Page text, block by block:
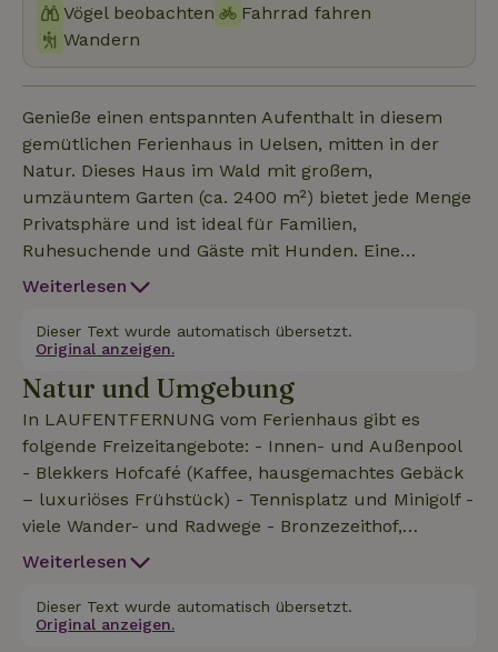
Vögel beobachten
Fahrrad fahren
Wandern
Genieße einen entspannten Aufenthalt in diesem
gemütlichen Ferienhaus in Uelsen, mitten in der
Natur. Dieses Haus im Wald mit großem,
umzäuntem Garten (ca. 2400 m²) bietet jede Menge
Privatsphäre und ist ideal für Familien,
Ruhesuchende und Gäste mit Hunden. Eine
überdachte Terrasse und mehrere Sitzecken im
zu genießen. Kinder haben hier viel Platz zum
sicheren Spielen, während Hunde auf dem komplett
umzäunten Grundstück frei herumlaufen können.
Dieses Ferienhaus in Uelsen für 6 Personen bietet: -
Haustiere willkommen - Kinderbett und Hochstuhl,
Treppengitter - Parkplätze für mehrere Autos -
Fernseher mit sehr großem Senderpaket (ESPN,
Ziggo, Nickelodeon, Filmbox) - Gute WLAN-
- Bettwäsche vorhanden - 3 Schlafzimmer, davon 1
im Erdgeschoss - Wohnfläche ca. 125 m² inkl. Keller.
- Holzofen + Brennholz - Mikrowelle, Backofen,
Weiterlesen
Dieser Text wurde automatisch übersetzt.
Original anzeigen.
Natur und Umgebung
In LAUFENTFERNUNG vom Ferienhaus gibt es
folgende Freizeitangebote: - Innen- und Außenpool
- Blekkers Hofcafé (Kaffee, hausgemachtes Gebäck
– luxuriöses Frühstück) - Tennisplatz und Minigolf -
viele Wander- und Radwege - Bronzezeithof,
Museum zur Bronzezeit - Abenteuerspielplatz, ein
Entfernung im Zentrum von Uelsen findest du: -
Geschäfte, Restaurants, Supermärkte, eine Bäckerei
Weiterlesen
Dieser Text wurde automatisch übersetzt.
Original anzeigen.